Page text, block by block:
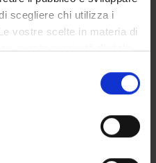
scegliere chi utilizza i
vostre scelte in materia di
questa proprietà digitale
consenso in qualsiasi
sui cookie o facendo clic